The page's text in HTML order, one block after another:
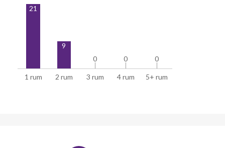
1 rum 2 rum 3 rum 4 rum 5+ rum
21
9
0
0 0
0 0
0